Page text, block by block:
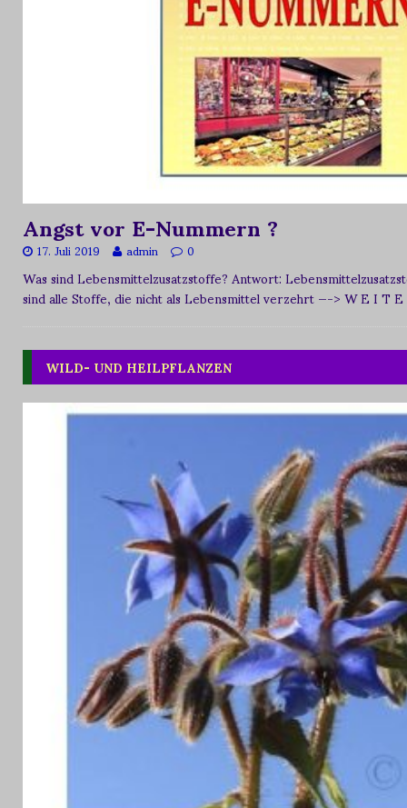
Angst vor E-Nummern ?
17. Juli 2019 admin 0
Was sind Lebensmittelzusatzstoffe? Antwort:
sind alle Stoffe, die nicht als Lebensmittel verzehrt—-> W E I T
WILD- UND HEILPFLANZEN